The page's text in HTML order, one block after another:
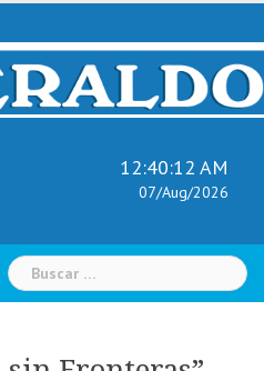
12:40:13 AM
07/Aug/2026
Buscar: